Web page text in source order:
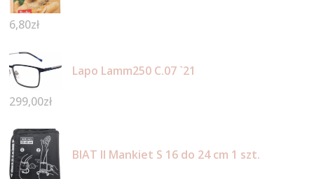
6,80zł
Lapo Lamm250 C.07 `21
299,00zł
BIAT II Mankiet S 16 do 24 cm 1 szt.